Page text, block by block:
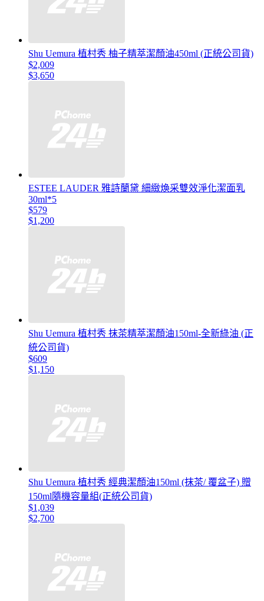
Shu Uemura 植村秀 柚子精萃潔顏油450ml (正統公司貨)
$2,009
$3,650
ESTEE LAUDER 雅詩蘭黛 細緻煥采雙效淨化潔面乳
30ml*5
$579
$1,200
Shu Uemura 植村秀 抹茶精萃潔顏油150ml-全新綠油 (正
統公司貨)
$609
$1,150
Shu Uemura 植村秀 經典潔顏油150ml (抹茶/ 覆盆子) 贈
150ml隨機容量組(正統公司貨)
$1,039
$2,700